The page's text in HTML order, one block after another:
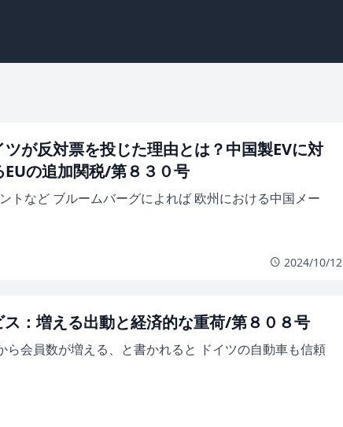
ツが反対票を投じた理由とは？中国製EVに対
EUの追加関税/第８３０号
トなど ブルームバーグによれば 欧州における中国メー
2024/10/12
：増える出動と経済的な重荷/第８０８号
ら会員数が増える、と書かれると ドイツの自動車も信頼